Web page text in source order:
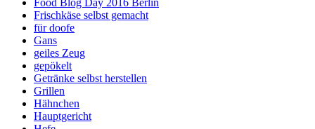
Food Blog Day 2016 Berlin
Frischkäse selbst gemacht
für doofe
Gans
geiles Zeug
gepökelt
Getränke selbst herstellen
Grillen
Hähnchen
Hauptgericht